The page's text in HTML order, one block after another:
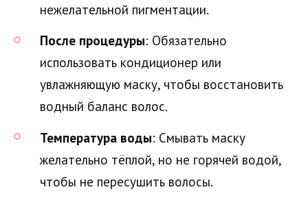
нежелательной пигментации.
После процедуры: Обязательно
использовать кондиционер или
увлажняющую маску, чтобы восстановить
водный баланс волос.
Температура воды: Смывать маску
желательно тёплой, но не горячей водой,
чтобы не пересушить волосы.